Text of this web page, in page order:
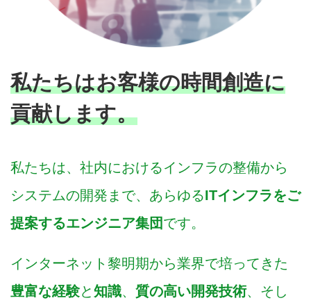
私たちはお客様の時間創造に
貢献します。
私たちは、社内におけるインフラの整備から
システムの開発まで、あらゆるITインフラをご
提案するエンジニア集団です。
インターネット黎明期から業界で培ってきた
豊富な経験と知識、 質の高い開発技術、そし